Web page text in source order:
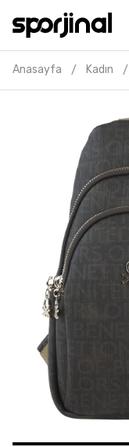
Anasayfa / Kadın /